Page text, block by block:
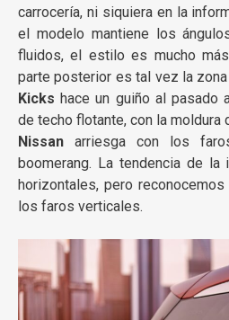
carrocería, ni siquiera en la
el modelo mantiene los
fluidos, el estilo es mucho
parte posterior es tal vez la
Kicks hace un guiño al pasado
de techo flotante, con la moldura
Nissan arriesga con los
boomerang. La tendencia de
horizontales, pero
los faros verticales.